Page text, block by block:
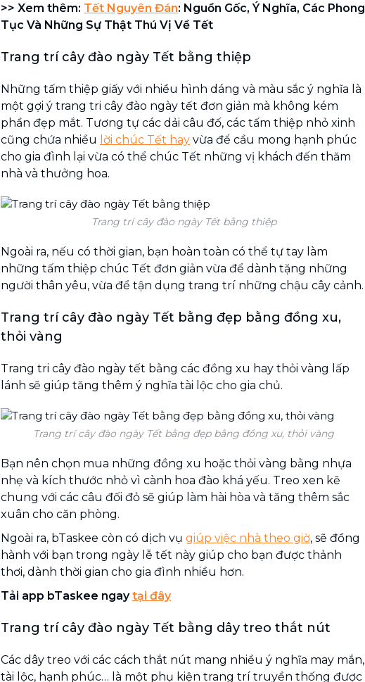
>> Xem thêm: Tết Nguyên Đán: Nguồn Gốc, Ý Nghĩa, Các Phong
Tục Và Những Sự Thật Thú Vị Về Tết
Trang trí cây đào ngày Tết bằng thiệp
Những tấm thiệp giấy với nhiều hình dáng và màu sắc ý nghĩa là
một gợi ý trang tri cây đào ngày tết đơn giản mà không kém
phần đẹp mắt. Tương tự các dải câu đố, các tấm thiệp nhỏ xinh
cũng chứa nhiều lời chúc Tết hay vừa để cầu mong hạnh phúc
cho gia đình lại vừa có thể chúc Tết những vị khách đến thăm
nhà và thưởng hoa.
Trang trí cây đào ngày Tết bằng thiệp
Ngoài ra, nếu có thời gian, bạn hoàn toàn có thể tự tay làm
những tấm thiệp chúc Tết đơn giản vừa để dành tặng những
người thân yêu, vừa để tận dụng trang trí những chậu cây cảnh.
Trang trí cây đào ngày Tết bằng đẹp bằng đồng xu,
thỏi vàng
Trang tri cây đào ngày tết bằng các đồng xu hay thỏi vàng lấp
lánh sẽ giúp tăng thêm ý nghĩa tài lộc cho gia chủ.
Trang trí cây đào ngày Tết bằng đẹp bằng đồng xu, thỏi vàng
Bạn nên chọn mua những đồng xu hoặc thỏi vàng bằng nhựa
nhẹ và kích thước nhỏ vì cành hoa đào khá yếu. Treo xen kẽ
chung với các câu đối đỏ sẽ giúp làm hài hòa và tăng thêm sắc
xuân cho căn phòng.
Ngoài ra, bTaskee còn có dịch vụ giúp việc nhà theo giờ, sẽ đồng
hành với bạn trong ngày lễ tết này giúp cho bạn được thảnh
thơi, dành thời gian cho gia đình nhiều hơn.
Tải app bTaskee ngaytại đây
Trang trí cây đào ngày Tết bằng dây treo thắt nút
Các dây treo với các cách thắt nút mang nhiều ý nghĩa may mắn,
tài lộc, hạnh phúc… là một phụ kiện trang trí truyền thống được